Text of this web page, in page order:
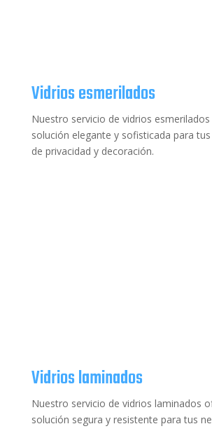
Vidrios esmerilados
Nuestro servicio de vidrios
solución elegante y sofisticada para
de privacidad y decoración.
Vidrios laminados
Nuestro servicio de vidrios laminados
solución segura y resistente para tus